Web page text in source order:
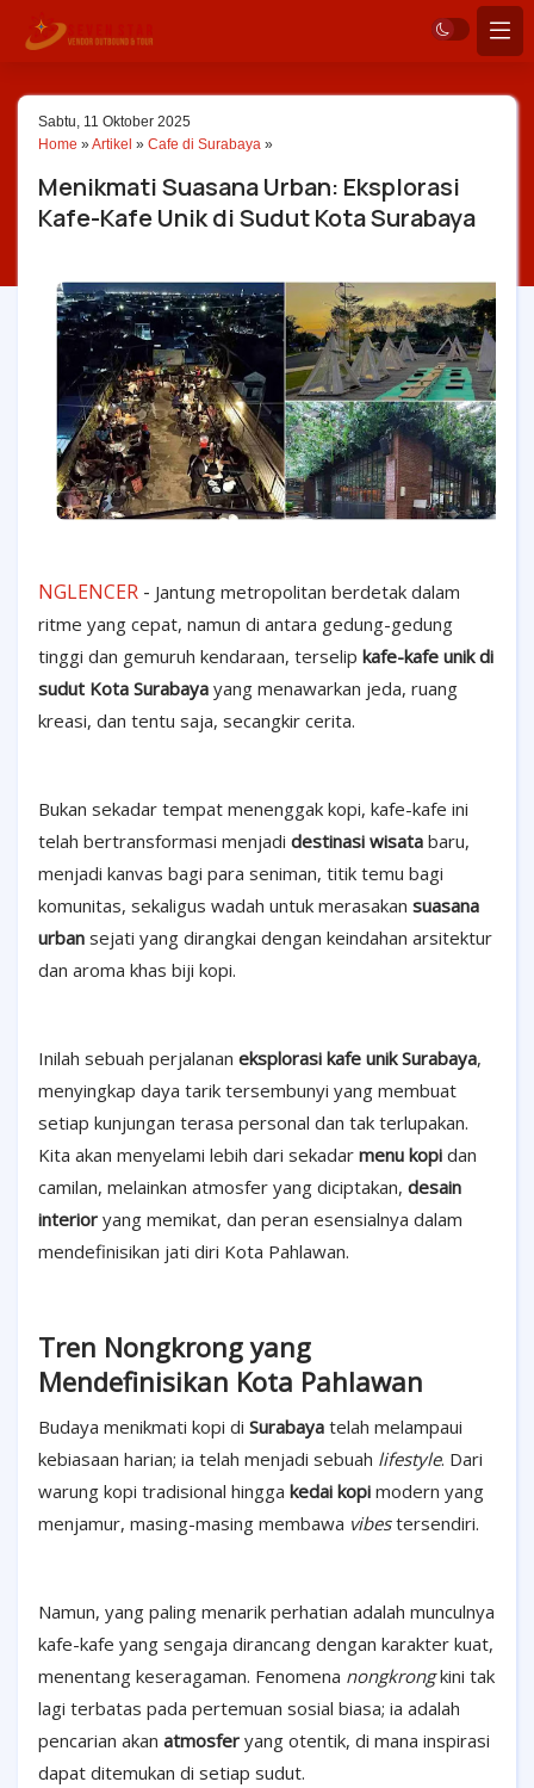
Sabtu, 11 Oktober 2025
Home »Artikel » Cafe di Surabaya »
Menikmati Suasana Urban: Eksplorasi
Kafe-Kafe Unik di Sudut Kota Surabaya
NGLENCER - Jantung metropolitan berdetak dalam
ritme yang cepat, namun di antara gedung-gedung
tinggi dan gemuruh kendaraan, terselip kafe-kafe unik di
sudut Kota Surabaya yang menawarkan jeda, ruang
kreasi, dan tentu saja, secangkir cerita.
Bukan sekadar tempat menenggak kopi, kafe-kafe ini
telah bertransformasi menjadi destinasi wisata baru,
menjadi kanvas bagi para seniman, titik temu bagi
komunitas, sekaligus wadah untuk merasakan suasana
urban sejati yang dirangkai dengan keindahan arsitektur
dan aroma khas biji kopi.
Inilah sebuah perjalanan eksplorasi kafe unik Surabaya,
menyingkap daya tarik tersembunyi yang membuat
setiap kunjungan terasa personal dan tak terlupakan.
Kita akan menyelami lebih dari sekadar menu kopi dan
camilan, melainkan atmosfer yang diciptakan, desain
interior yang memikat, dan peran esensialnya dalam
mendefinisikan jati diri Kota Pahlawan.
Tren Nongkrong yang
Mendefinisikan Kota Pahlawan
Budaya menikmati kopi di Surabaya telah melampaui
kebiasaan harian; ia telah menjadi sebuah lifestyle. Dari
warung kopi tradisional hingga kedai kopi modern yang
menjamur, masing-masing membawa vibestersendiri.
Namun, yang paling menarik perhatian adalah munculnya
kafe-kafe yang sengaja dirancang dengan karakter kuat,
menentang keseragaman. Fenomena nongkrongkini tak
lagi terbatas pada pertemuan sosial biasa; ia adalah
pencarian akan atmosfer yang otentik, di mana inspirasi
dapat ditemukan di setiap sudut.